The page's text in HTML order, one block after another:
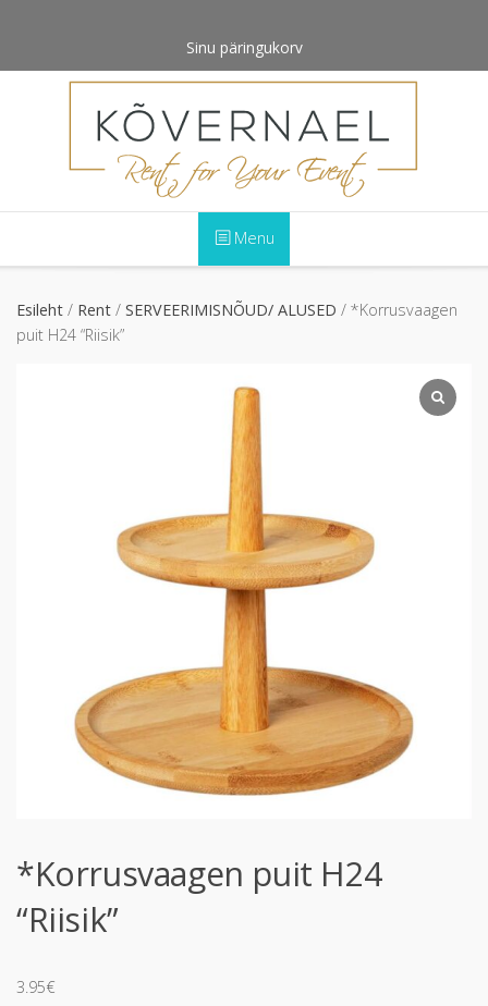
Sinu päringukorv
Menu
Esileht / Rent / SERVEERIMISNÕUD/ ALUSED / *Korrusvaagen
puit H24 “Riisik”
*Korrusvaagen puit H24
“Riisik”
3.95€